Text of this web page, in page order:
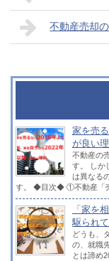
不動産売却
家を売
が良い
不動産の
す。 しか
は異なる
す。 ◆目次◆ ①不動産「
「家を
駆られ
どうも、
の、就職
とは諦め